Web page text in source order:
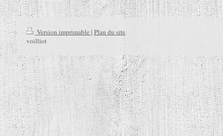
Version imprimable | Plan du site
voilliot